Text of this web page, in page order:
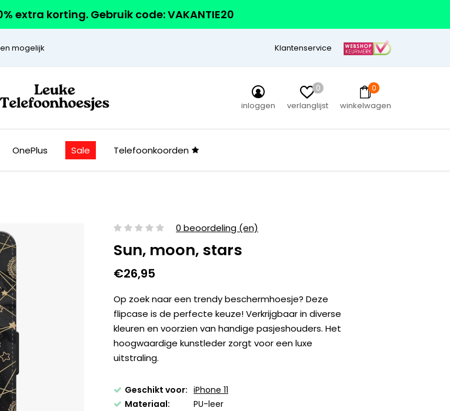
extra korting. Gebruik code: VAKANTIE20
mogelijk Klantenservice
inloggen
0
verlanglijst
0
winkelwagen
OnePlus Sale Telefoonkoorden
0 beoordeling (en)
Sun, moon, stars
€26,95
Op zoek naar een trendy beschermhoesje? Deze
flipcase is de perfecte keuze! Verkrijgbaar in diverse
kleuren en voorzien van handige pasjeshouders. Het
hoogwaardige kunstleder zorgt voor een luxe
uitstraling.
Geschikt voor: iPhone 11
Materiaal:
PU-leer